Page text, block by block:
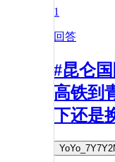
1
回答
#昆仑
高铁到
下还是